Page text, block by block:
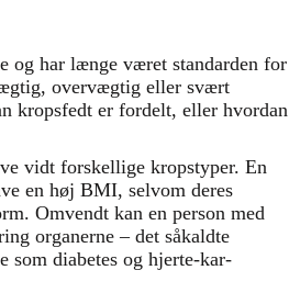
og har længe været standarden for
overvægtig eller svært
kropsfedt er fordelt, eller hvordan
vidt forskellige kropstyper. En
en høj BMI, selvom deres
Omvendt kan en person med
organerne – det såkaldte
som diabetes og hjerte-kar-